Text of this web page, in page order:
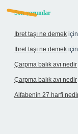
Son yorumlar
Ibret taşı ne demek için
Ibret taşı ne demek için
Çarpma balık avı nedir
Çarpma balık avı nedir
Alfabenin 27 harfi